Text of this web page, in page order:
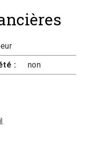
:
non